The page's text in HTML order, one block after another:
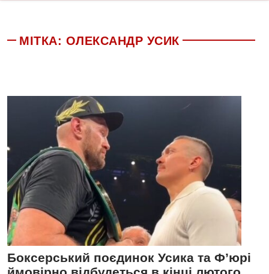
МІТКА: ОЛЕКСАНДР УСИК
Боксерський поєдинок Усика та Ф’юрі